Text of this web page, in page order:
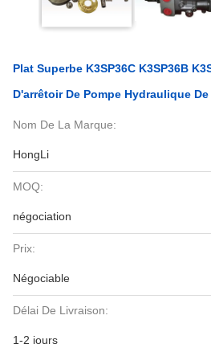
Plat Superbe K3SP36C K3SP36B
D'arrêtoir De Pompe Hydraulique
Nom De La Marque:
HongLi
MOQ:
négociation
Prix:
Négociable
Délai De Livraison:
1-2 jours